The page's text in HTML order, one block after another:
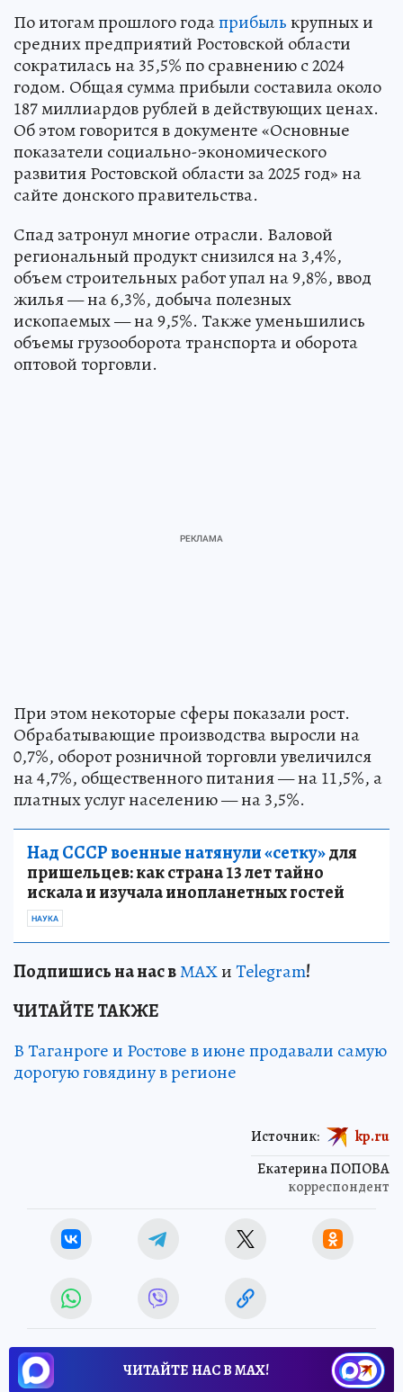
По итогам прошлого годаприбылькрупных и
средних предприятий Ростовской области
сократилась на 35,5% по сравнению с 2024
годом. Общая сумма прибыли составила около
187 миллиардов рублей в действующих ценах.
Об этом говорится в документе «Основные
показатели социально-экономического
развития Ростовской области за 2025 год» на
сайте донского правительства.
Спад затронул многие отрасли. Валовой
региональный продукт снизился на 3,4%,
объем строительных работ упал на 9,8%, ввод
жилья — на 6,3%, добыча полезных
ископаемых — на 9,5%. Также уменьшились
объемы грузооборота транспорта и оборота
оптовой торговли.
При этом некоторые сферы показали рост.
Обрабатывающие производства выросли на
0,7%, оборот розничной торговли увеличился
на 4,7%, общественного питания — на 11,5%, а
платных услуг населению — на 3,5%.
Над СССР военные натянули «сетку»для
пришельцев: как страна 13 лет тайно
искала и изучала инопланетных гостей
НАУКА
Подпишись на нас вМАХиTelegram!
ЧИТАЙТЕ ТАКЖЕ
В Таганроге и Ростове в июне продавали самую
дорогую говядину в регионе
Екатерина ПОПОВА
корреспондент
Источник: kp.ru
ЧИТАЙТЕ НАС В МАХ!